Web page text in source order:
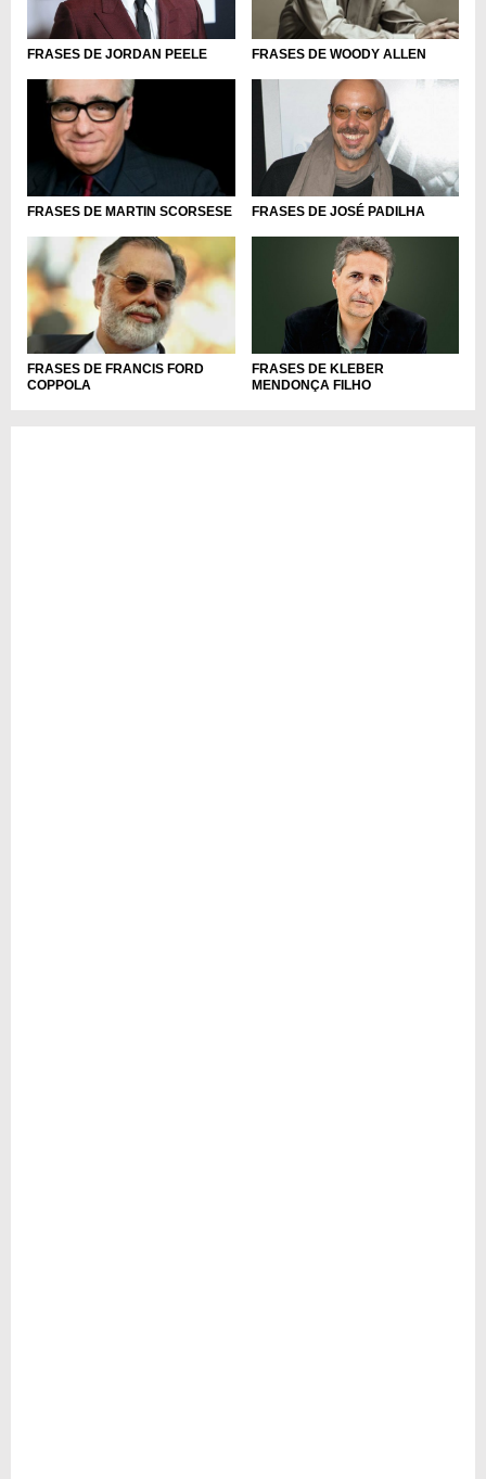
FRASES DE JORDAN PEELE FRASES DE WOODY ALLEN
FRASES DE MARTIN SCORSESE FRASES DE JOSÉ PADILHA
FRASES DE FRANCIS FORD
COPPOLA
FRASES DE KLEBER
MENDONÇA FILHO